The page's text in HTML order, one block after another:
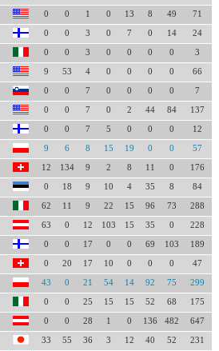
0 0 1 0 13 8 49 71
0 0 3 0 7 0 14 24
0 0 3 0 0 0 0 3
9 53 4 0 0 0 0 66
0 0 7 0 0 0 0 7
0 0 7 0 2 44 84 137
0 0 7 5 0 0 0 12
9 6 8 15 19 0 0 57
12 134 9 2 8 11 0 176
0 18 9 10 4 35 8 84
62 11 9 22 15 96 73 288
63 0 12 103 15 35 0 228
0 0 17 0 0 69 103 189
0 20 17 10 0 0 0 47
43 0 21 54 14 92 75 299
0 0 25 15 15 52 68 175
0 0 28 1 0 136 482 647
33 55 36 3 12 40 52 231